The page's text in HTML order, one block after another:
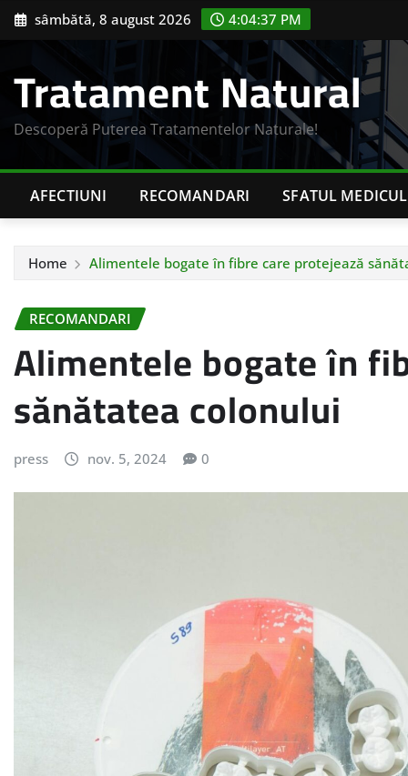
Skip sâmbătă, 8 august 2026 4:04:38 PM
Tratament Natural
Descoperă Puterea Tratamentelor Naturale!
AFECTIUNI RECOMANDARI SFATUL
Home Alimentele bogate în fibre care protejează
RECOMANDARI
Alimentele bogate în
sănătatea colonului
press nov. 5, 2024 0